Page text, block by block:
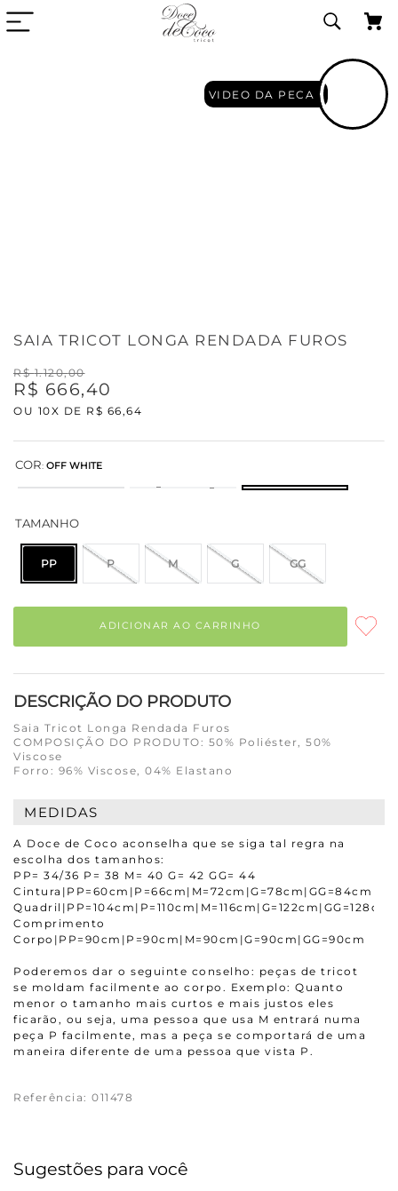
VIDEO DA PECA
SAIA TRICOT LONGA RENDADA FUROS
R$ 1.120,00
R$ 666,40
OU 10X DE R$ 66 ,64
COR: OFF WHITE
TAMANHO
PP P M G GG
ADICIONAR AO CARRINHO
DESCRIÇÃO DO PRODUTO
Saia Tricot Longa Rendada Furos
COMPOSIÇÃO DO PRODUTO: 50% Poliéster, 50%
Viscose
Forro: 96% Viscose, 04% Elastano
MEDIDAS
A Doce de Coco aconselha que se siga tal regra na
escolha dos tamanhos:
PP= 34/36 P= 38 M= 40 G= 42 GG= 44
Cintura|PP=60cm|P=66cm|M=72cm|G=78cm|GG=84cm
Quadril|PP=104cm|P=110cm|M=116cm|G=122cm|GG=128cm
Comprimento
Corpo|PP=90cm|P=90cm|M=90cm|G=90cm|GG=90cm
Poderemos dar o seguinte conselho: peças de tricot
se moldam facilmente ao corpo. Exemplo: Quanto
menor o tamanho mais curtos e mais justos eles
ficarão, ou seja, uma pessoa que usa M entrará numa
peça P facilmente, mas a peça se comportará de uma
maneira diferente de uma pessoa que vista P.
Referência: 011478
Sugestões para você